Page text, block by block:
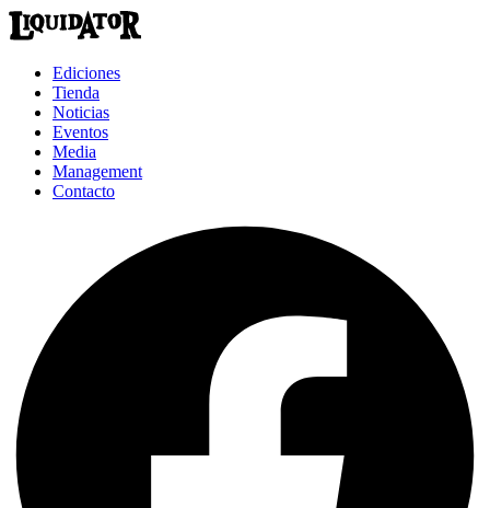
Ediciones
Tienda
Noticias
Eventos
Media
Management
Contacto